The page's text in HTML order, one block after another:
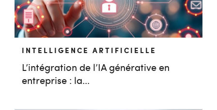
INTELLIGENCE ARTIFICIELLE
L’intégration de l’IA générative en
entreprise : la...